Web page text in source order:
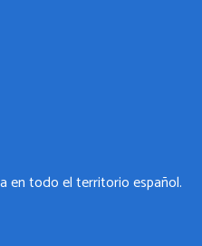
en todo el territorio español.